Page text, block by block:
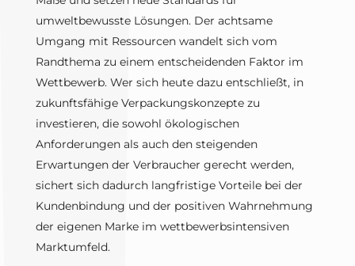
umweltbewusste Lösungen. Der achtsame
Umgang mit Ressourcen wandelt sich vom
Randthema zu einem entscheidenden Faktor im
Wettbewerb. Wer sich heute dazu entschließt, in
zukunftsfähige Verpackungskonzepte zu
investieren, die sowohl ökologischen
Anforderungen als auch den steigenden
Erwartungen der Verbraucher gerecht werden,
sichert sich dadurch langfristige Vorteile bei der
Kundenbindung und der positiven Wahrnehmung
der eigenen Marke im wettbewerbsintensiven
Marktumfeld.